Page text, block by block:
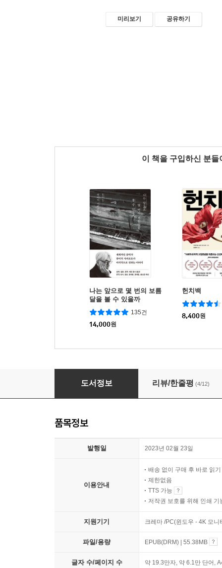
미리보기 공유하기
이 책을 구입하신 분
나는 앞으로 몇 번의 보름
달을 볼 수 있을까
135건
14,000원
헌치백
8,400원
시간의 각인
도서정보 리뷰/한줄평 (4/12)
품목정보
발행일 2023년 02월 23일
이용안내
배송 없이 구매 후 바로 읽기
제한없음
TTS 가능
저작권 보호를 위해 인쇄 기
지원기기 크레마 /PC(윈도우 - 4K 모
파일/용량 EPUB(DRM) | 55.38MB
글자 수/페이지 수 약 19.3만자, 약 6.1만 단어,